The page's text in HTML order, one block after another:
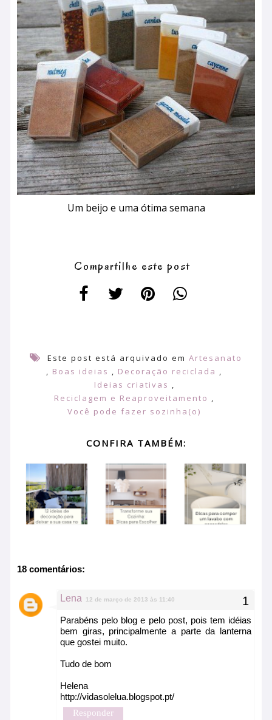
Um beijo e uma ótima semana
Compartilhe este post
Este post está arquivado em Artesanato
, Boas ideias , Decoração reciclada ,
Ideias criativas ,
Reciclagem e Reaproveitamento ,
Você pode fazer sozinha(o)
CONFIRA TAMBÉM:
18 comentários:
Lena 12 de março de 2013 às 11:40
Parabéns pelo blog e pelo post, pois tem idéias
bem giras, principalmente a parte da lanterna
que gostei muito.
Tudo de bom
Helena
http://vidasolelua.blogspot.pt/
Responder